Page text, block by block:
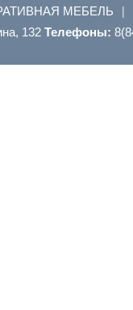
МЕБЕЛЬ |
132 Телефоны: